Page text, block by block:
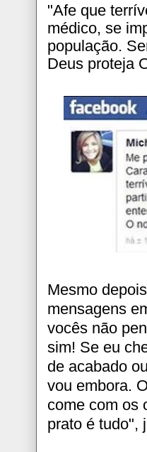
"Afe que
médico, se
população.
Deus proteja
Mesmo
mensagens
vocês não
sim! Se eu
de acabado
vou embora.
come com os
prato é tudo",